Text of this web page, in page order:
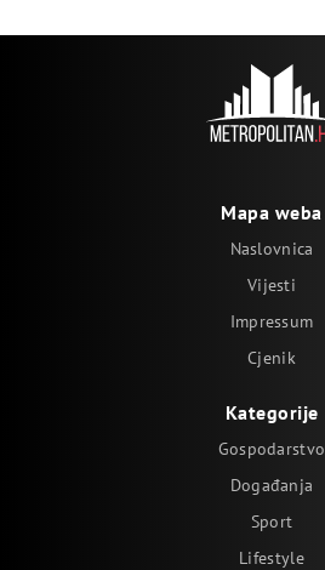
Mapa weba
Naslovnica
Vijesti
Impressum
Cjenik
Kategorije
Gospodarstvo
Događanja
Sport
Lifestyle